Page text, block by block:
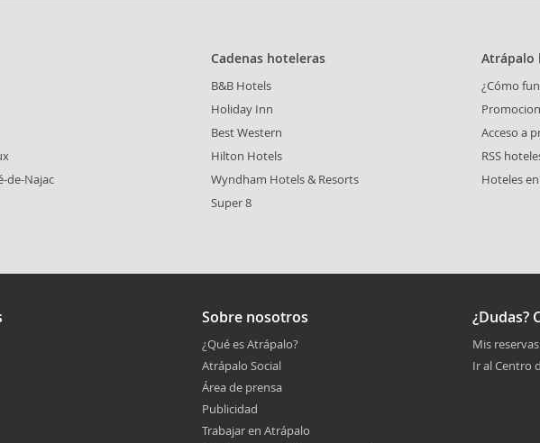
de-Najac
Cadenas hoteleras
B&B Hotels
Holiday Inn
Best Western
Hilton Hotels
Wyndham Hotels & Resorts
Super 8
Atrápalo
¿Cómo
Acceso a
RSS
Hoteles
Sobre nosotros
¿Qué es Atrápalo?
Atrápalo Social
Área de prensa
Publicidad
Trabajar en Atrápalo
¿Dudas?
Mis reservas
Ir al Centro